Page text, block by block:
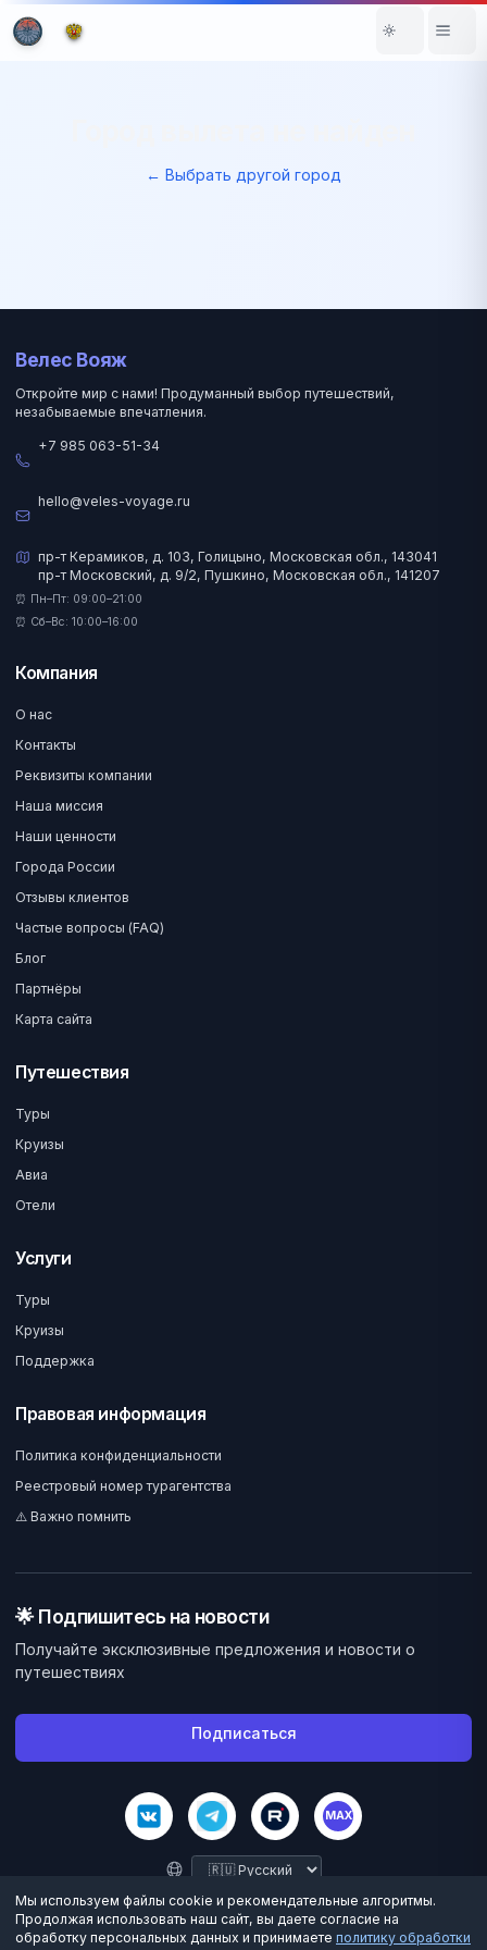
← Выбрать другой город
Велес Вояж
Откройте мир с нами! Продуманный выбор путешествий,
незабываемые впечатления.
+7 985 063-51-34
hello@veles-voyage.ru
пр-т Керамиков, д. 103, Голицыно, Московская обл., 143041
пр-т Московский, д. 9/2, Пушкино, Московская обл., 141207
⏰ Пн–Пт: 09:00–21:00
⏰ Сб–Вс: 10:00–16:00
Компания
О нас
Контакты
Реквизиты компании
Наша миссия
Наши ценности
Города России
Отзывы клиентов
Частые вопросы (FAQ)
Блог
Партнёры
Карта сайта
Путешествия
Туры
Круизы
Авиа
Отели
Услуги
Туры
Круизы
Поддержка
Правовая информация
Политика конфиденциальности
Реестровый номер турагентства
⚠️ Важно помнить
🌟 Подпишитесь на новости
Получайте эксклюзивные предложения и новости о
путешествиях
Подписаться
MAX
©2026Велес Вояж. Все права защищены.
Мы используем файлы cookie и рекомендательные алгоритмы.
Продолжая использовать наш сайт, вы даете согласие на
обработку персональных данных и принимаете политику обработки